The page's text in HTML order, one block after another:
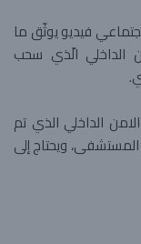
فيديو يوثّق ما
الّذي سحب
الداخلي الذي تم
ويحتاج إلى